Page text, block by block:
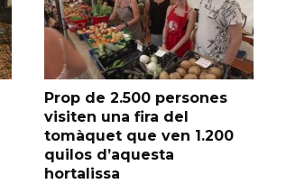
Prop de 2.500 persones
visiten una fira del
tomàquet que ven 1.200
quilos d’aquesta
hortalissa